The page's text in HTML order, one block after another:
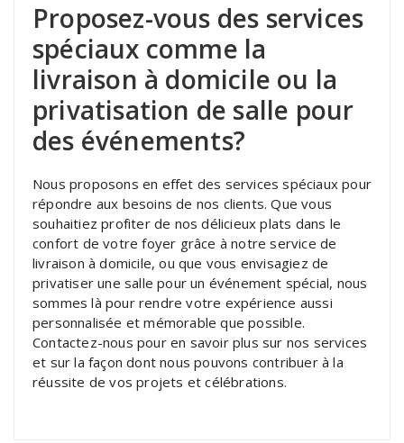
Proposez-vous des services
spéciaux comme la
livraison à domicile ou la
privatisation de salle pour
des événements?
Nous proposons en effet des services spéciaux pour
répondre aux besoins de nos clients. Que vous
souhaitiez profiter de nos délicieux plats dans le
confort de votre foyer grâce à notre service de
livraison à domicile, ou que vous envisagiez de
privatiser une salle pour un événement spécial, nous
sommes là pour rendre votre expérience aussi
personnalisée et mémorable que possible.
Contactez-nous pour en savoir plus sur nos services
et sur la façon dont nous pouvons contribuer à la
réussite de vos projets et célébrations.